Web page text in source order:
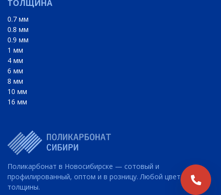
ТОЛЩИНА
0.7 мм
0.8 мм
0.9 мм
1 мм
4 мм
6 мм
8 мм
10 мм
16 мм
Поликарбонат в Новосибирске — сотовый и
профилированный, оптом и в розницу. Любой цвет, разные
толщины.